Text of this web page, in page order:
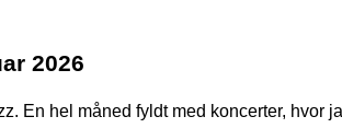
2026
En hel måned fyldt med koncerter, hvor